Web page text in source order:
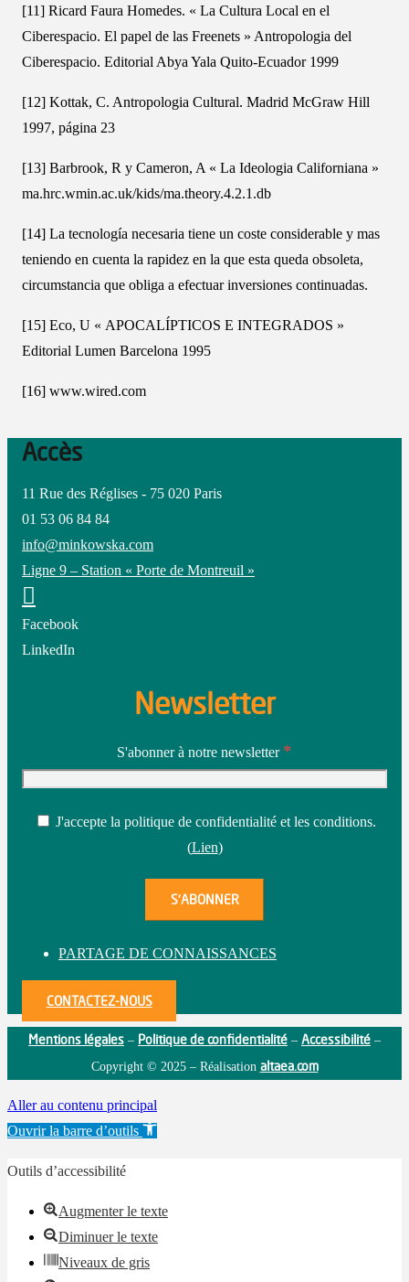
[11] Ricard Faura Homedes. « La Cultura Local en el
Ciberespacio. El papel de las Freenets » Antropologia del
Ciberespacio. Editorial Abya Yala Quito-Ecuador 1999
[12] Kottak, C. Antropologia Cultural. Madrid McGraw Hill
1997, página 23
[13] Barbrook, R y Cameron, A « La Ideologia Californiana »
ma.hrc.wmin.ac.uk/kids/ma.theory.4.2.1.db
[14] La tecnología necesaria tiene un coste considerable y mas
teniendo en cuenta la rapidez en la que esta queda obsoleta,
circumstancia que obliga a efectuar inversiones continuadas.
[15] Eco, U « APOCALÍPTICOS E INTEGRADOS »
Editorial Lumen Barcelona 1995
[16] www.wired.com
Accès
11 Rue des Réglises - 75 020 Paris
01 53 06 84 84
info@minkowska.com
Ligne 9 – Station « Porte de Montreuil »
Facebook
LinkedIn
Newsletter
S'abonner à notre newsletter *
J'accepte la politique de confidentialité et les conditions.
(Lien)
PARTAGE DE CONNAISSANCES
CONTACTEZ-NOUS
Mentions légales – Politique de confidentialité – Accessibilité –
Copyright © 2025 – Réalisation altaea.com
Aller au contenu principal
Ouvrir la barre d’outils
Outils d’accessibilité
Augmenter le texte
Diminuer le texte
Niveaux de gris